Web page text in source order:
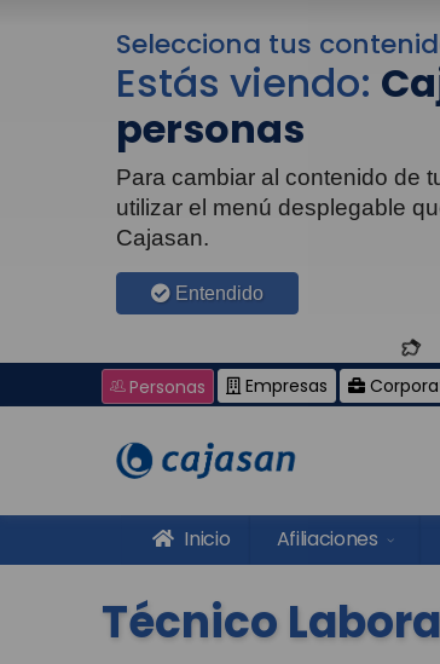
Selecciona tus
Estás viendo:
personas
Para cambiar al contenido de
utilizar el menú desplegable
Cajasan.
Entendido
Personas Empresas
Inicio Afiliaciones
Técnico